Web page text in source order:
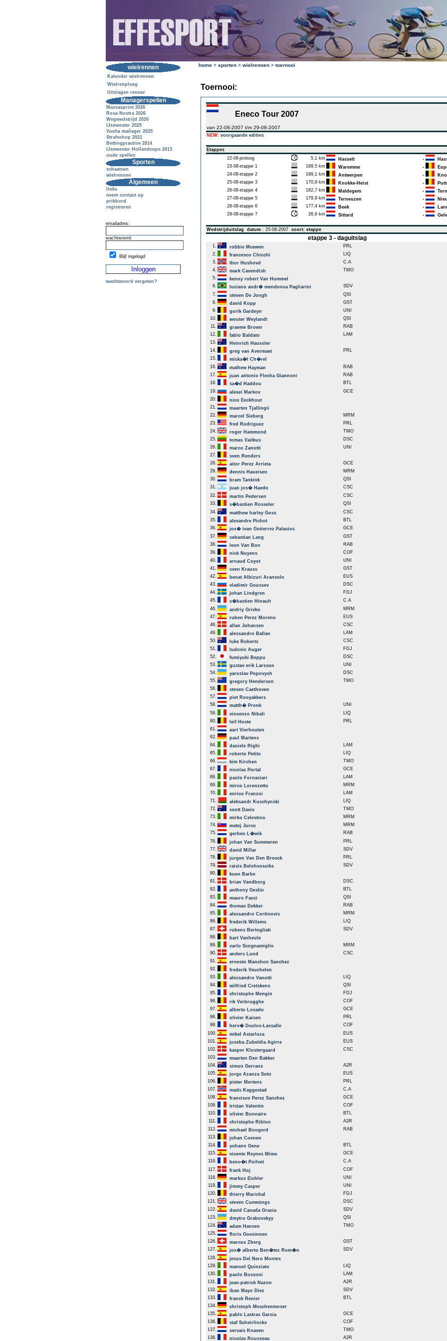
wielrennen
Kalender wielrennen
Wielrenploeg
Uitslagen renner
Managerspellen
Massasprint 2026
Rosa Nostra 2026
Wegwedstrijd 2026
IJsmeester 2025
Vuelta mañager 2025
Strafschop 2021
Bettingpractice 2014
IJsmeester Hollandcups 2013
oude spellen
Sporten
schaatsen
wielrennen
Algemeen
links
neem contact op
prikbord
registreren
emailadres:
wachtwoord:
Blijf ingelogd
wachtwoord vergeten?
home > sporten > wielrennen > toernooi
Toernooi:
Eneco Tour 2007
van 22-08-2007 t/m 29-08-2007
NEW: voorgaande edities
Etappes
22-08 proloog 5,1 km Hasselt -
23-08 etappe 1 189,5 km Waremme -
24-08 etappe 2 199,1 km Antwerpen -
25-08 etappe 3 170,8 km Knokke-Heist -
26-08 etappe 4 182,7 km Maldegem -
27-08 etappe 5 179,9 km Terneuzen -
28-08 etappe 6 177,4 km Beek -
29-08 etappe 7 26,6 km Sittard -
Wedstrijduitslag datum : 25-08-2007 soort: etappe
etappe 3 - daguitslag
1. robbie Mcewen PRL
2.
francesco Chicchi LIQ
3.
thor Hushovd C.A
4.
mark Cavendish TMO
5.
kenny robert Van Hummel
6.
luciano andr� mendonca Pagliarini SDV
7.
steven De Jongh QSI
8.
david Kopp GST
9.
gorik Gardeyn UNI
10.
wouter Weylandt QSI
11.
graeme Brown RAB
12.
fabio Baldato LAM
13.
Heinrich Haussler
14.
greg van Avermaet PRL
15.
micka�l Ch�rel
16.
mathew Hayman RAB
17.
juan antonio Flecha Giannoni RAB
18.
sa�d Haddou BTL
19.
alexei Markov GCE
20.
nico Eeckhout
21.
maarten Tjallingii
22.
marcel Sieberg MRM
23.
fred Rodriguez PRL
24.
roger Hammond TMO
25.
tomas Vaitkus DSC
26.
marco Zanotti UNI
27.
sven Renders
28.
aitor Perez Arrieta GCE
29.
dennis Haueisen MRM
30.
bram Tankink QSI
31.
juan jos� Haedo CSC
32.
martin Pedersen CSC
33.
s�bastien Rosseler QSI
34.
matthew harley Goss CSC
35.
alexandre Pichot BTL
36.
jos� ivan Gutierrez Palacios GCE
37.
sebastian Lang GST
38.
leon Van Bon RAB
39.
nick Nuyens COF
40.
arnaud Coyot UNI
41.
sven Krauss GST
42.
benat Albizuri Aransolo EUS
43.
vladimir Goussev DSC
44.
johan Lindgren FDJ
45.
s�bastien Hinault C.A
46.
andriy Grivko MRM
47.
ruben Perez Moreno EUS
48.
allan Johansen CSC
49.
alessandro Ballan LAM
50.
luke Roberts CSC
51.
ludovic Auger FDJ
52.
fumiyuki Beppu DSC
53.
gustav erik Larsson UNI
54.
yaroslav Popovych DSC
55.
gregory Henderson TMO
56.
steven Caethoven
57.
piet Rooyakkers
58.
matth� Pronk UNI
59.
vincenzo Nibali LIQ
60.
leif Hoste PRL
61.
aart Vierhouten
62.
paul Martens
64.
daniele Righi LAM
65.
roberto Petito LIQ
66.
kim Kirchen TMO
67.
nicolas Portal GCE
68.
paolo Fornaciari LAM
69.
mirco Lorenzetto MRM
70.
enrico Franzoi LAM
71.
aleksandr Kuschynski LIQ
72.
scott Davis TMO
73.
mirko Celestino MRM
74.
matej Jurco MRM
75.
gerben L�wik RAB
76.
johan Van Summeren PRL
77.
david Millar SDV
78.
jurgen Van Den Broeck PRL
79.
raivis Belohvosciks SDV
80.
koen Barbe
81.
brian Vandborg DSC
82.
anthony Geslin BTL
83.
mauro Facci QSI
84.
thomas Dekker RAB
85.
alessandro Cortinovis MRM
86.
frederik Willems LIQ
87.
rubens Bertogliati SDV
88.
bart Vanheule
89.
carlo Scognamiglio MRM
90.
anders Lund CSC
91.
ernesto Manchon Sanchez
92.
frederik Veuchelen
93.
alessandro Vanotti LIQ
94.
wilfried Cretskens QSI
95.
christophe Mengin FDJ
96.
rik Verbrugghe COF
97.
alberto Losado GCE
98.
olivier Kaisen PRL
99.
herv� Duclos-Lassalle COF
100.
mikel Astarloza EUS
101.
joseba Zubeldia Agirre EUS
102.
kasper Klostergaard CSC
103.
maarten Den Bakker
104.
simon Gerrans A2R
105.
jorge Azanza Soto EUS
106.
pieter Mertens PRL
107.
mads Kaggestad C.A
108.
francisco Perez Sanchez GCE
109.
tristan Valentin COF
110.
olivier Bonnaire BTL
111.
christophe Riblon A2R
112.
michael Boogerd RAB
113.
johan Coenen
114.
yohann Gene BTL
115.
vicente Reynes Mimo GCE
116.
beno�t Poilvet C.A
117.
frank Hoj COF
118.
markus Eichler UNI
119.
jimmy Casper UNI
120.
thierry Marichal FDJ
121.
steven Cummings DSC
122.
david Canada Gracia SDV
123.
dmytro Grabovskyy QSI
124.
adam Hansen TMO
125.
floris Goesinnen
126.
marcus Zberg GST
127.
jos� alberto Ben�tez Rom�n SDV
128.
jesus Del Nero Montes
129.
manuel Quinziato LIQ
130.
paolo Bossoni LAM
131.
jean-patrick Nazon A2R
132.
iban Mayo Diez SDV
133.
franck Renier BTL
134.
christoph Meschenmoser
135.
pablo Lastras Garcia GCE
136.
staf Scheirlinckx COF
137.
servais Knaven TMO
138.
nicolas Rousseau A2R